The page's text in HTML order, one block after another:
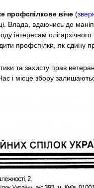
профспілкове віче (
Влада, вдаючись до
інтересам
профспілки, як єдину
та захисту прав
і місце збору